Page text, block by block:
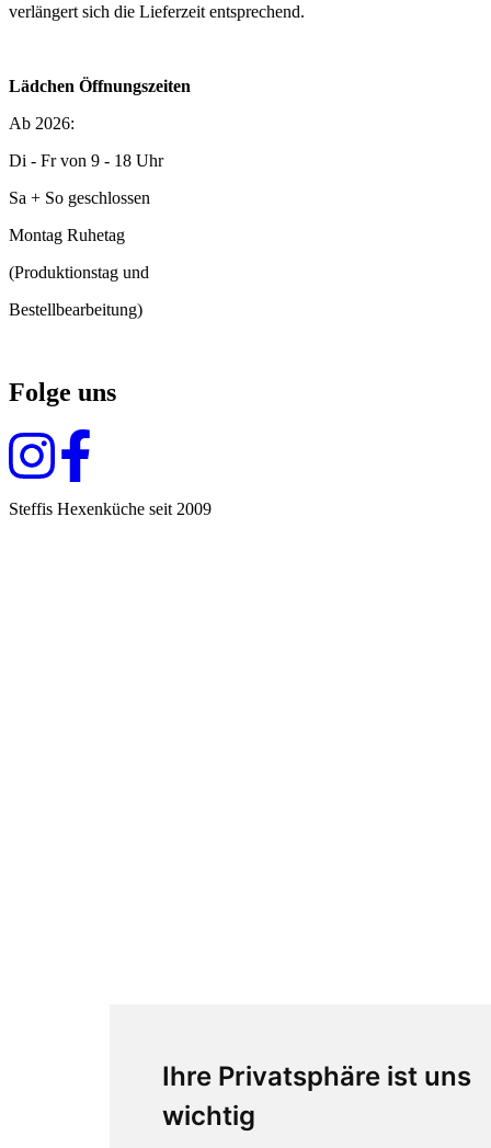
Ihre Privatsphäre ist uns
wichtig
verlängert sich die Lieferzeit entsprechend.
Lädchen Öffnungszeiten
Ab 2026:
Di - Fr von 9 - 18 Uhr
Sa + So geschlossen
Montag Ruhetag
(Produktionstag und
Bestellbearbeitung)
Folge uns
Steffis Hexenküche seit 2009